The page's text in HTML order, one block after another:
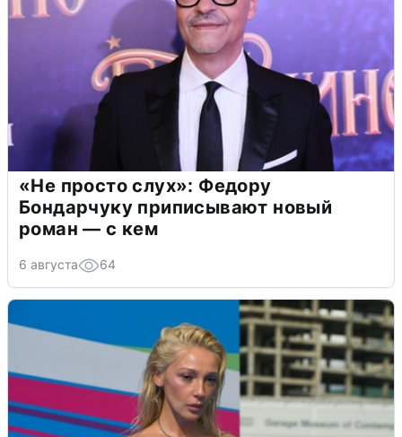
«Не просто слух»: Федору
Бондарчуку приписывают новый
роман — с кем
6 августа 64